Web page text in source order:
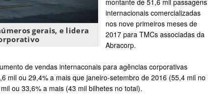
gerais, e lidera
montante de 51,6 mil passagens
internacionais comercializadas
nos nove primeiros meses de
2017 para TMCs associadas da
Abracorp.
de vendas internaconais para agências corporativas
mil ou 29,4% a mais que janeiro-setembro de 2016 (55,4 mil no
ou 33,6% a mais (43 mil bilhetes no total).